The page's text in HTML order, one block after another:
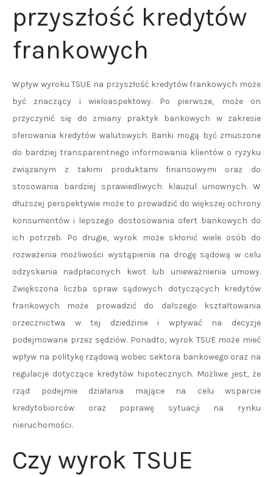
przyszłość kredytów
frankowych
Wpływ wyroku TSUE na przyszłość kredytów frankowych może
być znaczący i wieloaspektowy. Po pierwsze, może on
przyczynić się do zmiany praktyk bankowych w zakresie
oferowania kredytów walutowych. Banki mogą być zmuszone
do bardziej transparentnego informowania klientów o ryzyku
związanym z takimi produktami finansowymi oraz do
stosowania bardziej sprawiedliwych klauzul umownych. W
dłuższej perspektywie może to prowadzić do większej ochrony
konsumentów i lepszego dostosowania ofert bankowych do
ich potrzeb. Po drugie, wyrok może skłonić wiele osób do
rozważenia możliwości wystąpienia na drogę sądową w celu
odzyskania nadpłaconych kwot lub unieważnienia umowy.
Zwiększona liczba spraw sądowych dotyczących kredytów
frankowych może prowadzić do dalszego kształtowania
orzecznictwa w tej dziedzinie i wpływać na decyzje
podejmowane przez sędziów. Ponadto, wyrok TSUE może mieć
wpływ na politykę rządową wobec sektora bankowego oraz na
regulacje dotyczące kredytów hipotecznych. Możliwe jest, że
rząd podejmie działania mające na celu wsparcie
kredytobiorców oraz poprawę sytuacji na rynku
nieruchomości.
Czy wyrok TSUE